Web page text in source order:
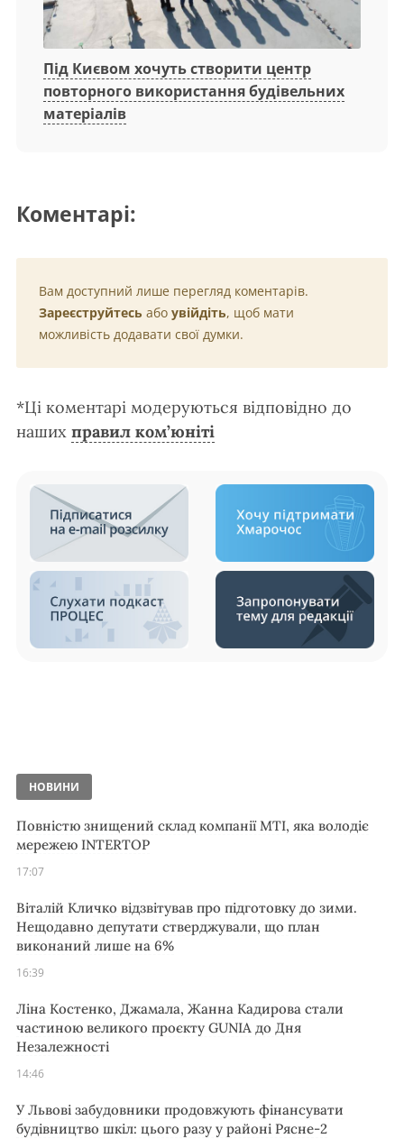
Під Києвом хочуть створити центр
повторного використання будівельних
матеріалів
Коментарі:
Вам доступний лише перегляд коментарів.
Зареєструйтесь або увійдіть, щоб мати
можливість додавати свої думки.
*Ці коментарі модеруються відповідно до
наших правил ком’юніті
НОВИНИ
Повністю знищений склад компанії MTI, яка володіє
мережею INTERTOP
17:07
Віталій Кличко відзвітував про підготовку до зими.
Нещодавно депутати стверджували, що план
виконаний лише на 6%
16:39
Ліна Костенко, Джамала, Жанна Кадирова стали
частиною великого проєкту GUNIA до Дня
Незалежності
14:46
У Львові забудовники продовжують фінансувати
будівництво шкіл: цього разу у районі Рясне-2